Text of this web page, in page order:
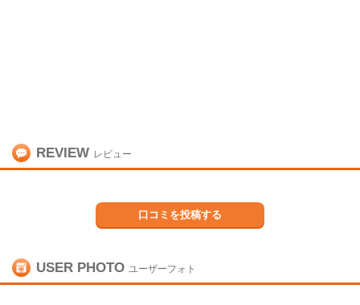
REVIEW レビュー
口コミを投稿する
USER PHOTO ユーザーフォト